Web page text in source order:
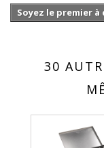
Soyez le premier
30